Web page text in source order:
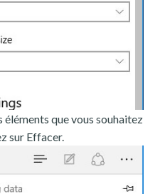
éléments que vous souhaitez
sur Effacer.